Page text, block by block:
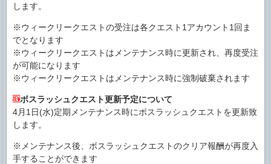
します。
※ウィークリークエストの受注は各クエスト1アカウント1回ま
でとなります
※ウィークリークエストはメンテナンス時に更新され、再度受注
が可能になります
※ウィークリークエストはメンテナンス時に強制破棄されます
ボスラッシュクエスト更新予定について
4月1日(水)定期メンテナンス時にボスラッシュクエストを更新致
します。
※メンテナンス後、ボスラッシュクエストのクリア報酬が再度入
手することができます